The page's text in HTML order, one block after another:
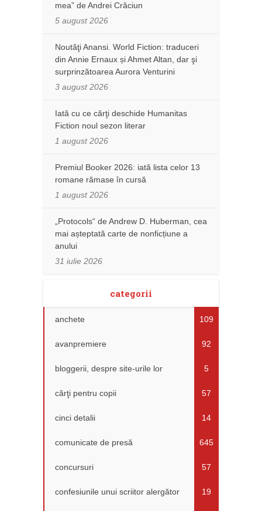
mea” de Andrei Crăciun
5 august 2026
Noutăţi Anansi. World Fiction: traduceri
din Annie Ernaux și Ahmet Altan, dar şi
surprinzătoarea Aurora Venturini
3 august 2026
Iată cu ce cărţi deschide Humanitas
Fiction noul sezon literar
1 august 2026
Premiul Booker 2026: iată lista celor 13
romane rămase în cursă
1 august 2026
„Protocols“ de Andrew D. Huberman, cea
mai așteptată carte de nonficțiune a
anului
31 iulie 2026
categorii
anchete 109
avanpremiere 92
bloggerii, despre site-urile lor 5
cărţi pentru copii 57
cinci detalii 14
comunicate de presă 645
concursuri 57
confesiunile unui scriitor alergător 19